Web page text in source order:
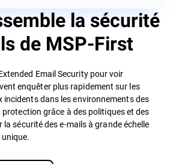
la sécurité
de MSP-First
Email Security pour voir
enquêter plus rapidement sur les
incidents dans les environnements des
grâce à des politiques et des
la sécurité des e-mails à grande échelle